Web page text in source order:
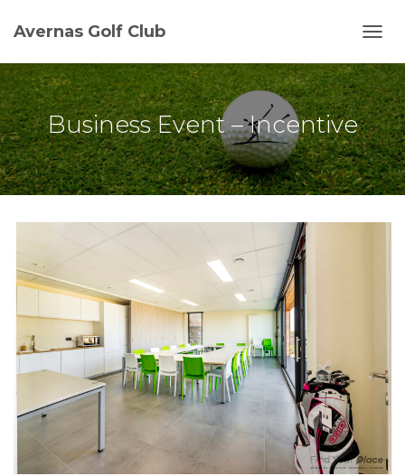
Avernas Golf Club
É
P
L
I
E
R
L
A
Business Event – Incentive